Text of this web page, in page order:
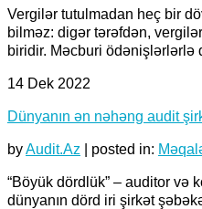
Vergilər tutulmadan heç bir
bilməz: digər tərəfdən,
biridir. Məcburi
14 Dek 2022
Dünyanın ən nəhəng audit
byAudit.Az posted in:
“Böyük dördlük” – auditor və
dünyanın dörd iri şirkət